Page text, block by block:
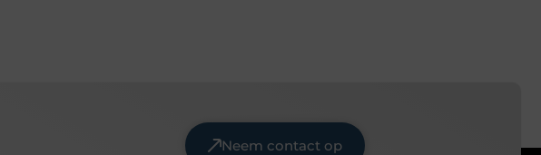
Neem contact op